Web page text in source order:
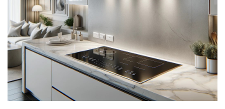
т-образные
козырьковые
аксессуары
Гарантия
Сервис
Контакты
Москва
Екатеринбург